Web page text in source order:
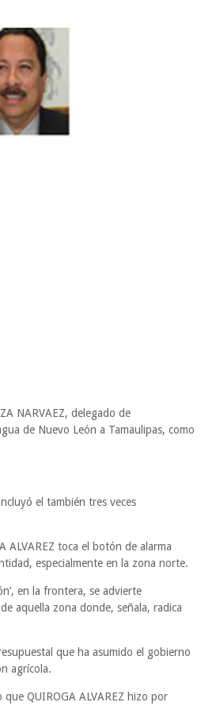
NARVAEZ, delegado de
de Nuevo León a Tamaulipas, como
el también tres veces
ALVAREZ toca el botón de alarma
especialmente en la zona norte.
en la frontera, se advierte
aquella zona donde, señala, radica
que ha asumido el gobierno
agrícola.
QUIROGA ALVAREZ hizo por